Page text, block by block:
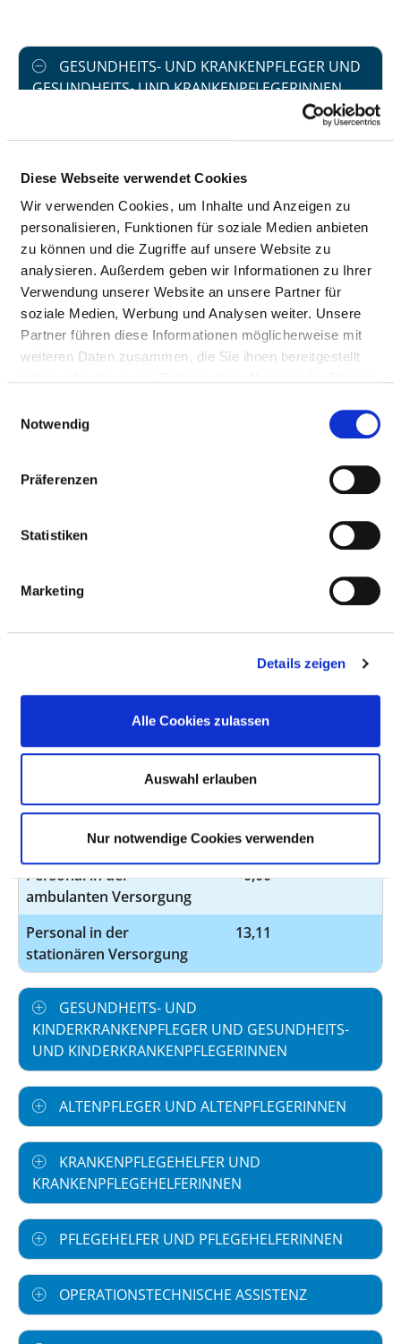
Diese Webseite verwendet Cookies
Wir verwenden Cookies, um Inhalte und Anzeigen zu
personalisieren, Funktionen für soziale Medien anbieten
zu können und die Zugriffe auf unsere Website zu
analysieren. Außerdem geben wir Informationen zu Ihrer
Verwendung unserer Website an unsere Partner für
soziale Medien, Werbung und Analysen weiter. Unsere
Partner führen diese Informationen möglicherweise mit
weiteren Daten zusammen, die Sie ihnen bereitgestellt
Notwendig
Präferenzen
Statistiken
Marketing
Details zeigen
Alle Cookies zulassen
Auswahl erlauben
Nur notwendige Cookies verwenden
GESUNDHEITS- UND KRANKENPFLEGER UND
GESUNDHEITS- UND KRANKENPFLEGERINNEN
BERUFSGRUPPE ANZAHL
Anzahl (gesamt)
52,07
Personal mit direktem
Beschäftigungsverhältnis
52,07
Personal ohne direktes
Beschäftigungsverhältnis
0,00
Personal in der
2,50
Personal in der
stationären Versorgung
maßgebliche tarifliche
BERUFSGRUPPE
ERLÄUTERUNG
Anzahl (gesamt)
13,11
10,33 VK OP-
Pflegepersonal;
Personal mit direktem
Beschäftigungsverhältnis
13,11
Personal ohne direktes
Beschäftigungsverhältnis
0,00
Personal in der
ambulanten Versorgung
0,00
Personal in der
stationären Versorgung
13,11
GESUNDHEITS- UND
KINDERKRANKENPFLEGER UND GESUNDHEITS-
UND KINDERKRANKENPFLEGERINNEN
ALTENPFLEGER UND ALTENPFLEGERINNEN
KRANKENPFLEGEHELFER UND
KRANKENPFLEGEHELFERINNEN
PFLEGEHELFER UND PFLEGEHELFERINNEN
OPERATIONSTECHNISCHE ASSISTENZ